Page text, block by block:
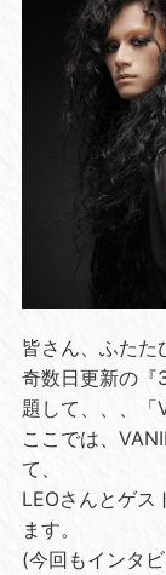
皆さん、ふたた
奇数日更新の『
題して、、、「
ここでは、
て、
LEOさんとゲス
ます。
(今回もインタ